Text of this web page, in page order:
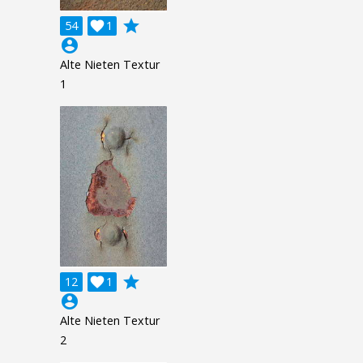
54 1

grade
account_circle
Alte Nieten Textur
1
12 1

grade
account_circle
Alte Nieten Textur
2